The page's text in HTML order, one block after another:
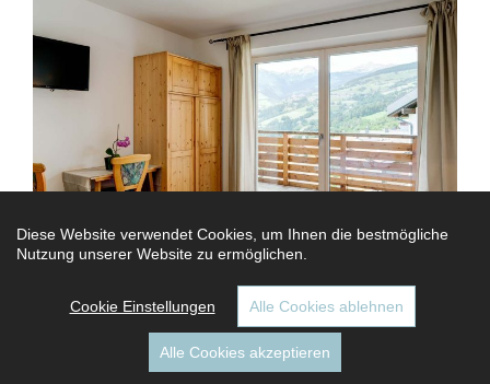
Diese Website verwendet Cookies, um Ihnen die bestmögliche
Nutzung unserer Website zu ermöglichen.
Cookie Einstellungen Alle Cookies ablehnen
Alle Cookies akzeptieren
17,5 QM/2-3 PERSONEN